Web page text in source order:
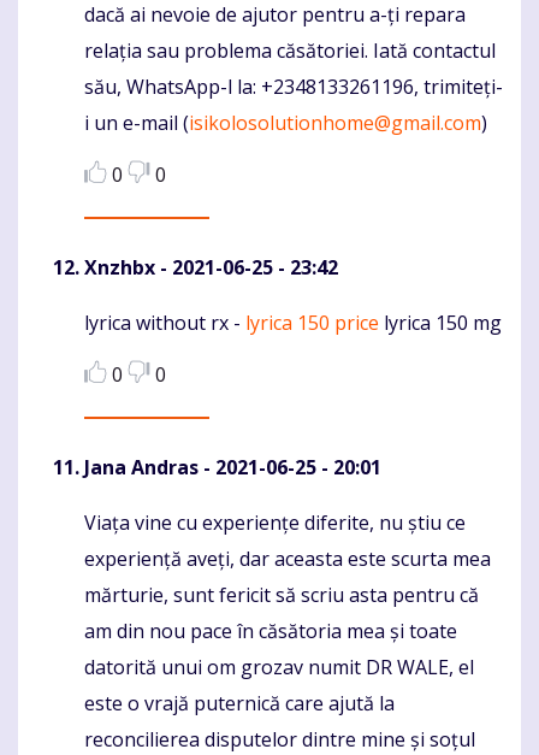
dacă ai nevoie de ajutor pentru a-ți repara
relația sau problema căsătoriei. Iată contactul
său, WhatsApp-l la: +2348133261196, trimiteți-
i un e-mail (isikolosolutionhome@gmail.com)
0
0
Xnzhbx - 2021-06-25 - 23:42
Komentaras
lyrica without rx - lyrica 150 price lyrica 150 mg
0
0
Jana Andras - 2021-06-25 - 20:01
Komentaras
Viața vine cu experiențe diferite, nu știu ce
experiență aveți, dar aceasta este scurta mea
mărturie, sunt fericit să scriu asta pentru că
am din nou pace în căsătoria mea și toate
datorită unui om grozav numit DR WALE, el
este o vrajă puternică care ajută la
reconcilierea disputelor dintre mine și soțul